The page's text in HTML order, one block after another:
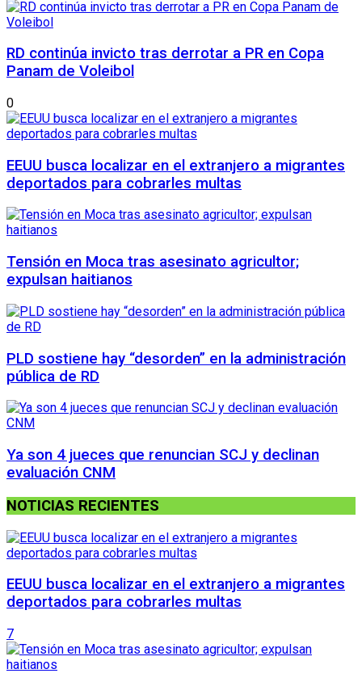
RD continúa invicto tras derrotar a PR en Copa
Panam de Voleibol
0
EEUU busca localizar en el extranjero a migrantes
deportados para cobrarles multas
Tensión en Moca tras asesinato agricultor;
expulsan haitianos
PLD sostiene hay “desorden” en la administración
pública de RD
Ya son 4 jueces que renuncian SCJ y declinan
evaluación CNM
NOTICIAS RECIENTES
EEUU busca localizar en el extranjero a migrantes
deportados para cobrarles multas
7